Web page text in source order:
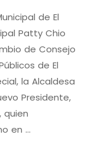
de El
Patty Chio
de Consejo
de El
la Alcaldesa
Presidente,
quien
en …